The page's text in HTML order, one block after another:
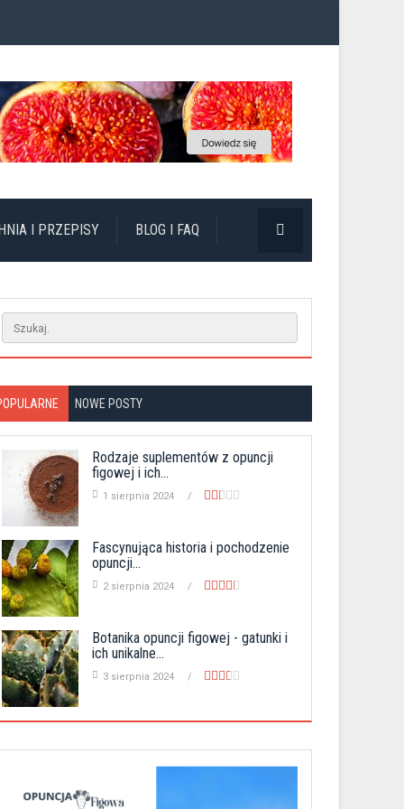
I PRZEPISY BLOG I FAQ
NOWE POSTY
Rodzaje suplementów z opuncji
figowej i ich...
1 sierpnia 2024
Fascynująca historia i pochodzenie
opuncji...
2 sierpnia 2024
Botanika opuncji figowej - gatunki i
ich unikalne...
3 sierpnia 2024